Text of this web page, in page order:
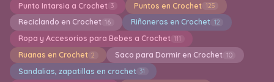
Punto Intarsia a Crochet 3 Puntos en Crochet 125
Reciclando en Crochet 16 Riñoneras en Crochet 12
Ropa y Accesorios para Bebes a Crochet 111
Ruanas en Crochet 2 Saco para Dormir en Crochet 10
Sandalias, zapatillas en crochet 31